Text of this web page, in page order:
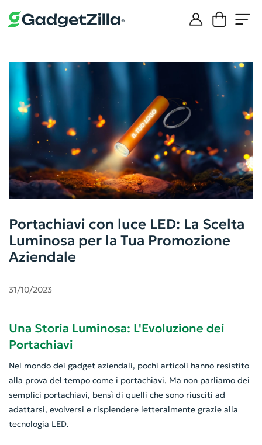
Portachiavi con luce LED: La Scelta
Luminosa per la Tua Promozione
Aziendale
31/10/2023
Una Storia Luminosa: L'Evoluzione dei
Portachiavi
Nel mondo dei gadget aziendali, pochi articoli hanno resistito
alla prova del tempo come i portachiavi. Ma non parliamo dei
semplici portachiavi, bensì di quelli che sono riusciti ad
adattarsi, evolversi e risplendere letteralmente grazie alla
tecnologia LED.